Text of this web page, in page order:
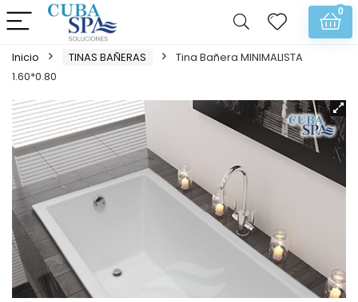
0
Inicio TINAS BAÑERAS
Tina Bañera MINIMALISTA
1.60*0.80